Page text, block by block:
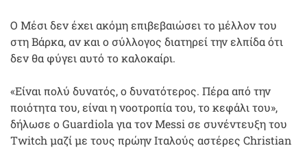
Ο Μέσι δεν έχει ακόμη επιβεβαιώσει το μέλλον του
στη Βάρκα, αν και ο σύλλογος διατηρεί την ελπίδα ότι
δεν θα φύγει αυτό το καλοκαίρι.
«Είναι πολύ δυνατός, ο δυνατότερος. Πέρα από την
ποιότητα του, είναι η νοοτροπία του, το κεφάλι του»,
δήλωσε ο Guardiola για τον Messi σε συνέντευξη του
Twitch μαζί με τους πρώην Ιταλούς αστέρες Christian